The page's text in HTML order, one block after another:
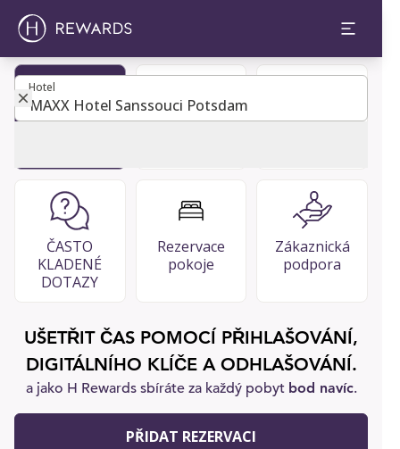
Hotel
Hotel
ČASTO
KLADENÉ
DOTAZY
Rezervace
pokoje
Zákaznická
podpora
UŠETŘIT ČAS POMOCÍ PŘIHLAŠOVÁNÍ,
DIGITÁLNÍHO KLÍČE A ODHLAŠOVÁNÍ.
a jako H Rewards sbíráte za každý pobyt bod navíc.
PŘIDAT REZERVACI